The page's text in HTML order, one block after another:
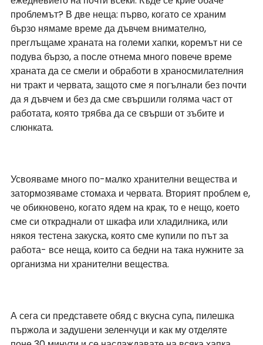
проблемът? В две неща: първо, когато се храним
бързо нямаме време да дъвчем внимателно,
преглъщаме храната на големи хапки, коремът ни се
подува бързо, а после отнема много повече време
храната да се смели и обработи в храносмилателния
ни тракт и червата, защото сме я погълнали без почти
да я дъвчем и без да сме свършили голяма част от
работата, която трябва да се свърши от зъбите и
слюнката.
Усвояваме много по-малко хранителни вещества и
затормозяваме стомаха и червата. Вторият проблем е,
че обикновено, когато ядем на крак, то е нещо, което
сме си откраднали от шкафа или хладилника, или
някоя тестена закуска, която сме купили по път за
работа- все неща, които са бедни на така нужните за
организма ни хранителни вещества.
А сега си представете обяд с вкусна супа, пилешка
пържола и задушени зеленчуци и как му отделяте